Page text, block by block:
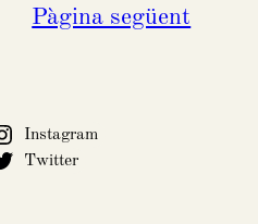
Pàgina següent
Instagram
Twitter